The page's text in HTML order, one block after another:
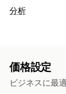
分析
価格設定
ビジネスに最